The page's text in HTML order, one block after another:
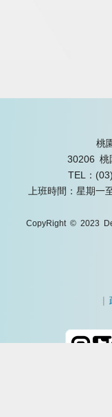
桃
30206 桃
TEL：
上班時間：星期
CopyRight © 2023
|